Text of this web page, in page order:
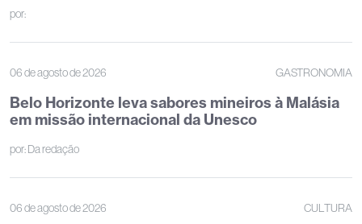
por:
06 de agosto de 2026 GASTRONOMIA
Belo Horizonte leva sabores mineiros à Malásia
em missão internacional da Unesco
por:Da redação
06 de agosto de 2026 CULTURA